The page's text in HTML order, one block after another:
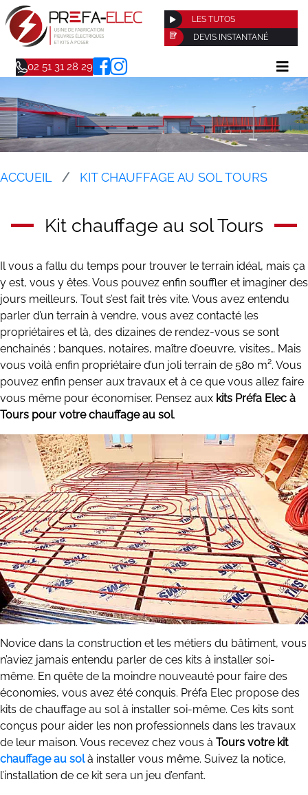
LES TUTOS
DEVIS INSTANTANÉ
02 51 31 28 29
ACCUEIL KIT CHAUFFAGE AU SOL TOURS
Kit chauffage au sol Tours
Il vous a fallu du temps pour trouver le terrain idéal, mais ça
y est, vous y êtes. Vous pouvez enfin souffler et imaginer des
jours meilleurs. Tout s’est fait très vite. Vous avez entendu
parler d’un terrain à vendre, vous avez contacté les
propriétaires et là, des dizaines de rendez-vous se sont
enchainés ; banques, notaires, maître d’oeuvre, visites… Mais
vous voilà enfin propriétaire d’un joli terrain de 580 m². Vous
pouvez enfin penser aux travaux et à ce que vous allez faire
vous même pour économiser. Pensez aux kits Préfa Elec à
Tours pour votre chauffage au sol.
Novice dans la construction et les métiers du bâtiment, vous
n’aviez jamais entendu parler de ces kits à installer soi-
même. En quête de la moindre nouveauté pour faire des
économies, vous avez été conquis. Préfa Elec propose des
kits de chauffage au sol à installer soi-même. Ces kits sont
conçus pour aider les non professionnels dans les travaux
de leur maison. Vous recevez chez vous à Tours votre kit
chauffage au solà installer vous même. Suivez la notice,
l’installation de ce kit sera un jeu d’enfant.